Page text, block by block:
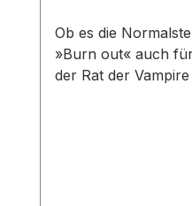
Ob es die
»Burn out« auch
der Rat der
Allerton und Karls